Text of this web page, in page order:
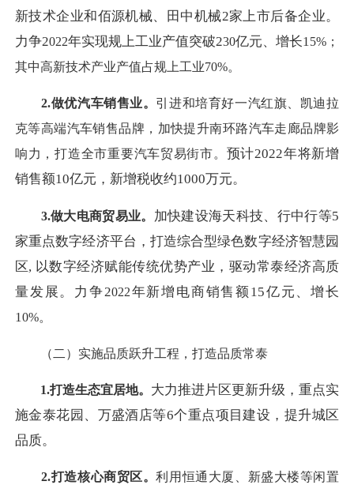
新技术企业和佰源机械、田中机械2家上市后备企业。
力争2022年实现规上工业产值突破230亿元、增长15%；
其中高新技术产业产值占规上工业70%。
2.做优汽车销售业。 引进和培育好一汽红旗、凯迪拉
克等高端汽车销售品牌，加快提升南环路汽车走廊品牌影
响力，打造全市重要汽车贸易街市。 预计2022年将新增
销售额10亿元，新增税收约1000万元。
3.做大电商贸易业。 加快建设海天科技、行中行等5
家重点数字经济平台，打造综合型绿色数字经济智慧园
区, 以数字经济赋能传统优势产业，驱动常泰经济高质
量发展。力争2022年新增电商销售额15亿元、增长
10%。
（二）实施品质跃升工程，打造品质常泰
1.打造生态宜居地。 大力推进片区更新升级，重点实
施金泰花园、万盛酒店等6个重点项目建设，提升城区
品质。
2.打造核心商贸区。利用恒通大厦、新盛大楼等闲置